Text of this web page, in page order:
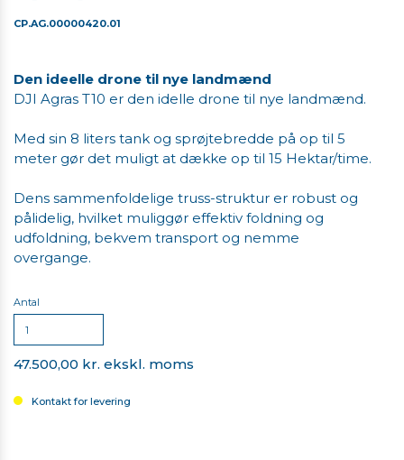
CP.AG.00000420.01
Den ideelle drone til nye landmænd
DJI Agras T10 er den idelle drone til nye landmænd.
Med sin 8 liters tank og sprøjtebredde på op til 5
meter gør det muligt at dække op til 15 Hektar/time.
Dens sammenfoldelige truss-struktur er robust og
pålidelig, hvilket muliggør effektiv foldning og
udfoldning, bekvem transport og nemme
overgange.
Antal
47.500,00 kr. ekskl. moms
Kontakt for levering